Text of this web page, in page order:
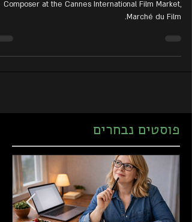
Newman and Matan Melech selling the film The
Marché du Film.
פוסטים נבחרים